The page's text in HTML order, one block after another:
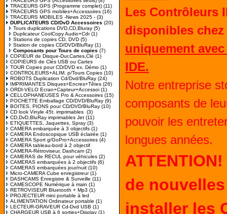
TRACEURS GPS (Programme complet) (11)
TRACEURS GPS mobiles+Accessoires (16)
TRACEURS MOBILES -News 2025 - (3)
DUPLICATEURS CD/DvD Accessoires (20)
Tours duplications DVD,CD,Bluray (5)
Duplicateur CoolCopy Audio+Cdr(1)
Stations de copies CD, DVD (5)
Station de copies CD/DVD/BluRay (1)
Composants pour Tours de copies (7)
COPIEUR de Disque-Dur,Cartes,Clé (1)
COPIEURS de Clés USB ou Cartes
TOUR Copies pour CD/DVD ex. Démo (1)
CONTROLEURS+ALIM. p/Tours Copies (10)
ROBOTS Duplication Cd/Dvd/BluRay (24)
IMPRIMANTES Disques+Encres+Têtes (26)
ORDI-VELO Ecran+Capteur+Accessoi (1)
CELLOPHANEUSES Pro & Accessoires (15)
POCHETTE Emballage CD/DVD/BluRay (9)
BOITES, PIONS pour CD/DVD/BluRay (10)
CD look Vinyle 45t. imprimables (3)
CD,DvD,BluRay imprimables Jet (11)
ETIQUETTES, Jaquettes, Spray (3)
CAMERA embarquée à 3 objectifs (1)
CAMERA Endoscopique USB éclairée (1)
CAMERA Sport g/GoPro+Accessoires (4)
CAMERA tableau-bord à 2 objectif
CAMERA-Rétroviseur, Dashcam (2)
CAMERAS de RECUL pour véhicules (2)
CAMERAS embarquées à 2 objectifs (6)
CAMERAS embarquées jour/nuit (10)
Micro-CAMERA Cube enregistreur(1)
DASHCAMS Enregistre & Surveille (11)
CAMESCOPE Numérique à main (1)
RETROVISEUR Bluetooth + Mp3 (1)
PROJECTEUR mini portable à led
ALIMENTATION Ordinateur portable (1)
LECTEUR-GRAVEUR Cd-Dvd USB (1)
CHARGEUR USB à 6 sorties+Display (1)
Les Contrôleurs
disponibles
uniquement
IDE.
Notre entreprise
composants de
pouvoir les
longues années.
de
installer les